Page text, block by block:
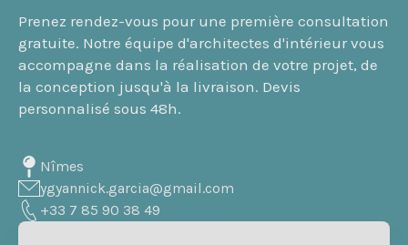
Prenez rendez-vous pour une première consultation
gratuite. Notre équipe d'architectes d'intérieur vous
accompagne dans la réalisation de votre projet, de
la conception jusqu'à la livraison. Devis
personnalisé sous 48h.
Nîmes
ygyannick.garcia@gmail.com
+33 7 85 90 38 49